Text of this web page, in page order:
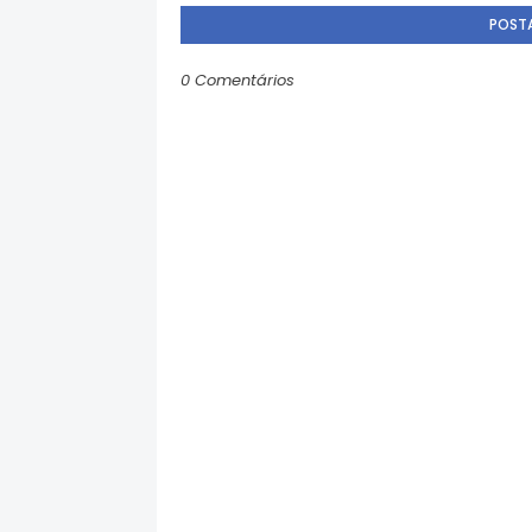
0 Comentários